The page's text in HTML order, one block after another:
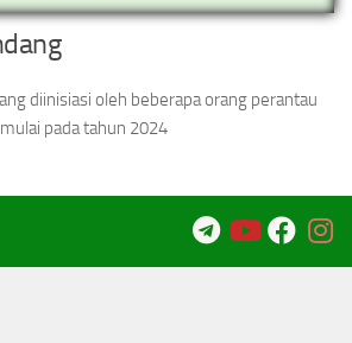
diinisiasi oleh beberapa orang perantau
pada tahun 2024